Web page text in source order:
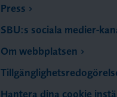
Press
SBU:s sociala medier-
Om webbplatsen
Hantera dina cookie